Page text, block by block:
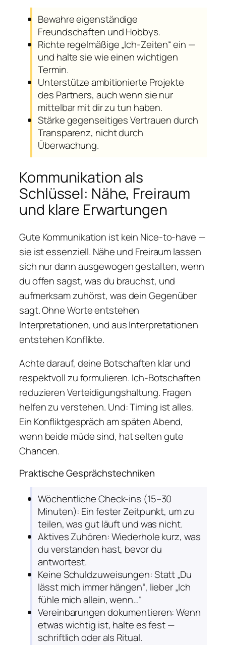
Bewahre eigenständige
Freundschaften und Hobbys.
Richte regelmäßige „Ich-Zeiten“ ein —
und halte sie wie einen wichtigen
Termin.
Unterstütze ambitionierte Projekte
des Partners, auch wenn sie nur
mittelbar mit dir zu tun haben.
Stärke gegenseitiges Vertrauen durch
Transparenz, nicht durch
Überwachung.
Kommunikation als
Schlüssel: Nähe, Freiraum
und klare Erwartungen
Gute Kommunikation ist kein Nice-to-have —
sie ist essenziell. Nähe und Freiraum lassen
sich nur dann ausgewogen gestalten, wenn
du offen sagst, was du brauchst, und
aufmerksam zuhörst, was dein Gegenüber
sagt. Ohne Worte entstehen
Interpretationen, und aus Interpretationen
entstehen Konflikte.
Achte darauf, deine Botschaften klar und
respektvoll zu formulieren. Ich-Botschaften
reduzieren Verteidigungshaltung. Fragen
helfen zu verstehen. Und: Timing ist alles.
Ein Konfliktgespräch am späten Abend,
wenn beide müde sind, hat selten gute
Chancen.
Praktische Gesprächstechniken
Wöchentliche Check-ins (15–30
Minuten): Ein fester Zeitpunkt, um zu
teilen, was gut läuft und was nicht.
Aktives Zuhören: Wiederhole kurz, was
du verstanden hast, bevor du
antwortest.
Keine Schuldzuweisungen: Statt „Du
lässt mich immer hängen“, lieber „Ich
fühle mich allein, wenn…“
Vereinbarungen dokumentieren: Wenn
etwas wichtig ist, halte es fest —
schriftlich oder als Ritual.